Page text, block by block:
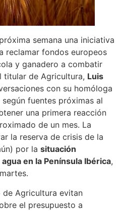
semana una iniciativa
reclamar fondos europeos
y ganadero a combatir
titular de Agricultura, Luis
con su homóloga
según fuentes próximas al
una primera reacción
de un mes. La
la reserva de crisis de la
por la situación
en la Península Ibérica,
de Agricultura evitan
el presupuesto a